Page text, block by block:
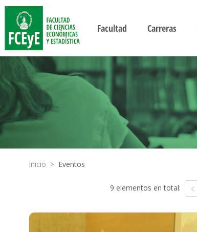
Facultad Carreras
Inicio > Eventos
9 elementos en total: